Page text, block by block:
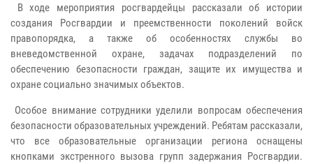
В ходе мероприятия росгвардейцы рассказали об истории
создания Росгвардии и преемственности поколений войск
правопорядка, а также об особенностях службы во
вневедомственной охране, задачах подразделений по
обеспечению безопасности граждан, защите их имущества и
охране социально значимых объектов.
Особое внимание сотрудники уделили вопросам обеспечения
безопасности образовательных учреждений. Ребятам рассказали,
что все образовательные организации региона оснащены
кнопками экстренного вызова групп задержания Росгвардии.